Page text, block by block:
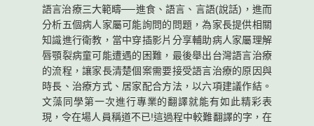
語言治療三大範疇──進食、語言、言語(說話)，進而
分析五個病人家屬可能詢問的問題，為家長提供相關
知識進行衛教，當中穿插影片分享輔助病人家屬理解
唇顎裂病童可能遭遇的困難，最後舉出台灣語言治療
的流程，讓家長清楚個案需要接受語言治療的原因與
時長、治療方式、居家配合方法，以六項建議作結。
文藻同學第一次進行專業的翻譯就能有如此精彩表
現，令在場人員稱道不已!這過程中較難翻譯的字，在